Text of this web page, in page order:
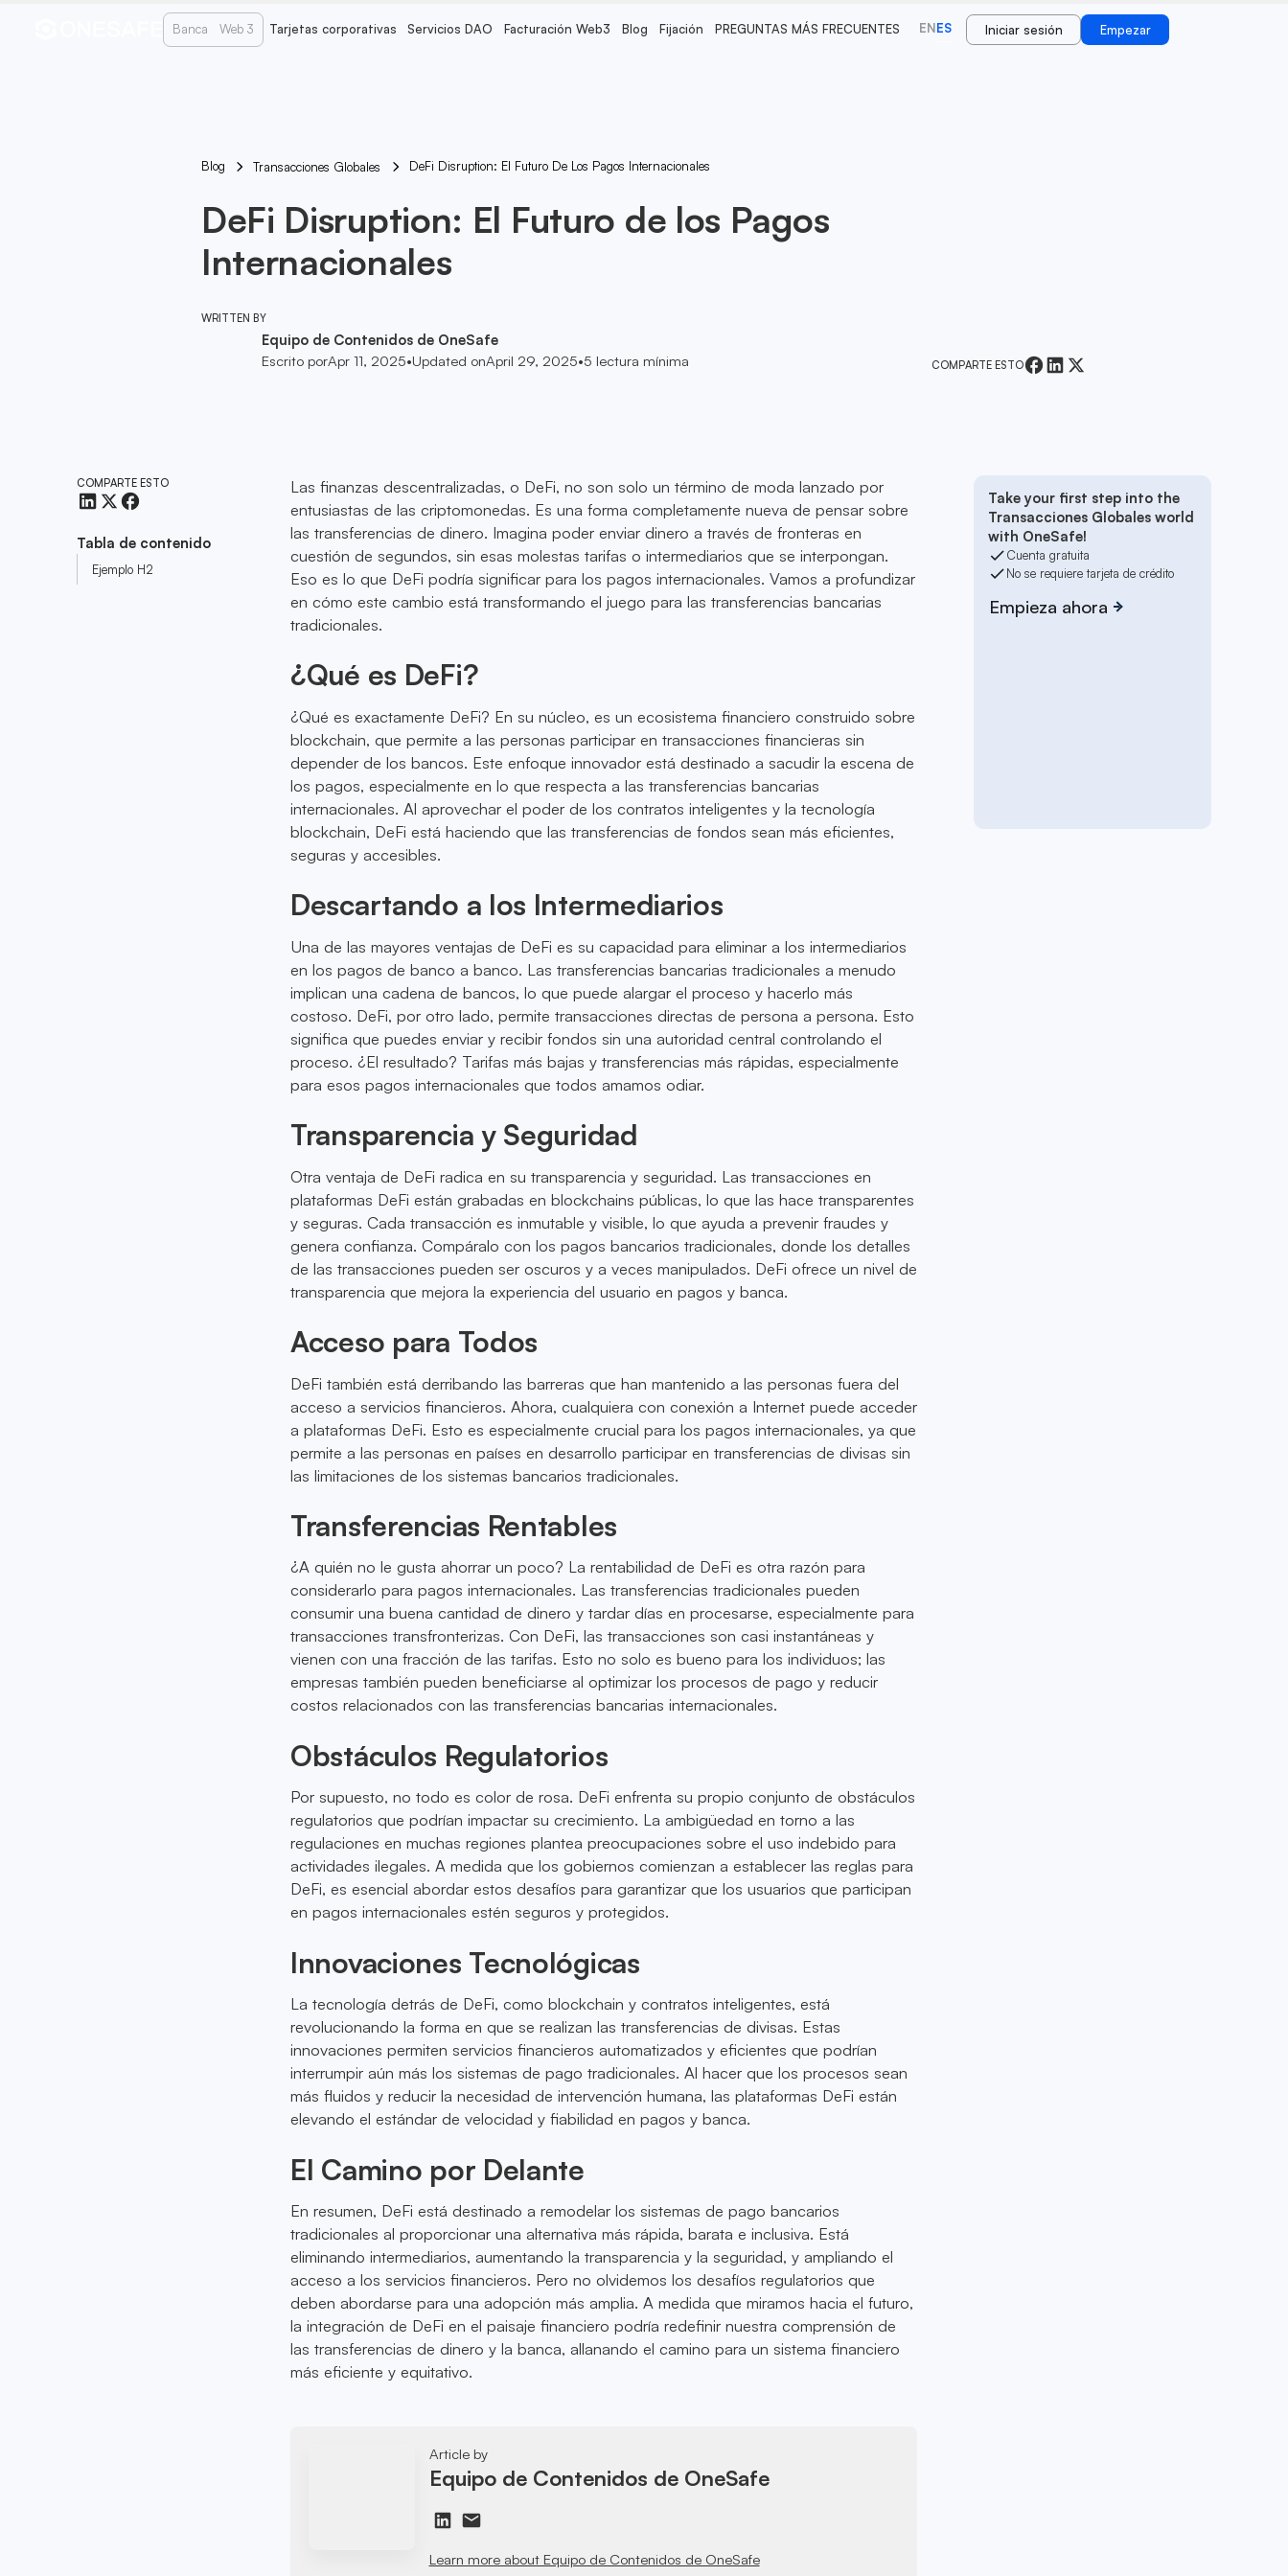
Banca Web 3 Tarjetas corporativas Servicios DAO Facturación Web3 Blog Fijación PREGUNTAS MÁS FRECUENTES ENES Iniciar sesión Empezar
Blog Transacciones Globales DeFi Disruption: El Futuro De Los Pagos Internacionales
DeFi Disruption: El Futuro de los Pagos
Internacionales
WRITTEN BY
Equipo de Contenidos de OneSafe
Escrito porApr 11, 2025•Updated onApril 29, 2025•5 lectura mínima COMPARTE ESTO
COMPARTE ESTO
Tabla de contenido
Ejemplo H2
Las finanzas descentralizadas, o DeFi, no son solo un término de moda lanzado por
entusiastas de las criptomonedas. Es una forma completamente nueva de pensar sobre
las transferencias de dinero. Imagina poder enviar dinero a través de fronteras en
cuestión de segundos, sin esas molestas tarifas o intermediarios que se interpongan.
Eso es lo que DeFi podría significar para los pagos internacionales. Vamos a profundizar
en cómo este cambio está transformando el juego para las transferencias bancarias
tradicionales.
¿Qué es DeFi?
¿Qué es exactamente DeFi? En su núcleo, es un ecosistema financiero construido sobre
blockchain, que permite a las personas participar en transacciones financieras sin
depender de los bancos. Este enfoque innovador está destinado a sacudir la escena de
los pagos, especialmente en lo que respecta a las transferencias bancarias
internacionales. Al aprovechar el poder de los contratos inteligentes y la tecnología
blockchain, DeFi está haciendo que las transferencias de fondos sean más eficientes,
seguras y accesibles.
Descartando a los Intermediarios
Una de las mayores ventajas de DeFi es su capacidad para eliminar a los intermediarios
en los pagos de banco a banco. Las transferencias bancarias tradicionales a menudo
implican una cadena de bancos, lo que puede alargar el proceso y hacerlo más
costoso. DeFi, por otro lado, permite transacciones directas de persona a persona. Esto
significa que puedes enviar y recibir fondos sin una autoridad central controlando el
proceso. ¿El resultado? Tarifas más bajas y transferencias más rápidas, especialmente
para esos pagos internacionales que todos amamos odiar.
Transparencia y Seguridad
Otra ventaja de DeFi radica en su transparencia y seguridad. Las transacciones en
plataformas DeFi están grabadas en blockchains públicas, lo que las hace transparentes
y seguras. Cada transacción es inmutable y visible, lo que ayuda a prevenir fraudes y
genera confianza. Compáralo con los pagos bancarios tradicionales, donde los detalles
de las transacciones pueden ser oscuros y a veces manipulados. DeFi ofrece un nivel de
transparencia que mejora la experiencia del usuario en pagos y banca.
Acceso para Todos
DeFi también está derribando las barreras que han mantenido a las personas fuera del
acceso a servicios financieros. Ahora, cualquiera con conexión a Internet puede acceder
a plataformas DeFi. Esto es especialmente crucial para los pagos internacionales, ya que
permite a las personas en países en desarrollo participar en transferencias de divisas sin
las limitaciones de los sistemas bancarios tradicionales.
Transferencias Rentables
¿A quién no le gusta ahorrar un poco? La rentabilidad de DeFi es otra razón para
considerarlo para pagos internacionales. Las transferencias tradicionales pueden
consumir una buena cantidad de dinero y tardar días en procesarse, especialmente para
transacciones transfronterizas. Con DeFi, las transacciones son casi instantáneas y
vienen con una fracción de las tarifas. Esto no solo es bueno para los individuos; las
empresas también pueden beneficiarse al optimizar los procesos de pago y reducir
costos relacionados con las transferencias bancarias internacionales.
Obstáculos Regulatorios
Por supuesto, no todo es color de rosa. DeFi enfrenta su propio conjunto de obstáculos
regulatorios que podrían impactar su crecimiento. La ambigüedad en torno a las
regulaciones en muchas regiones plantea preocupaciones sobre el uso indebido para
actividades ilegales. A medida que los gobiernos comienzan a establecer las reglas para
DeFi, es esencial abordar estos desafíos para garantizar que los usuarios que participan
en pagos internacionales estén seguros y protegidos.
Innovaciones Tecnológicas
La tecnología detrás de DeFi, como blockchain y contratos inteligentes, está
revolucionando la forma en que se realizan las transferencias de divisas. Estas
innovaciones permiten servicios financieros automatizados y eficientes que podrían
interrumpir aún más los sistemas de pago tradicionales. Al hacer que los procesos sean
más fluidos y reducir la necesidad de intervención humana, las plataformas DeFi están
elevando el estándar de velocidad y fiabilidad en pagos y banca.
El Camino por Delante
En resumen, DeFi está destinado a remodelar los sistemas de pago bancarios
tradicionales al proporcionar una alternativa más rápida, barata e inclusiva. Está
eliminando intermediarios, aumentando la transparencia y la seguridad, y ampliando el
acceso a los servicios financieros. Pero no olvidemos los desafíos regulatorios que
deben abordarse para una adopción más amplia. A medida que miramos hacia el futuro,
la integración de DeFi en el paisaje financiero podría redefinir nuestra comprensión de
las transferencias de dinero y la banca, allanando el camino para un sistema financiero
más eficiente y equitativo.
Article by
Equipo de Contenidos de OneSafe
Learn more about Equipo de Contenidos de OneSafe
Take your first step into the
Transacciones Globales world
with OneSafe!
Cuenta gratuita
No se requiere tarjeta de crédito
Empieza ahora